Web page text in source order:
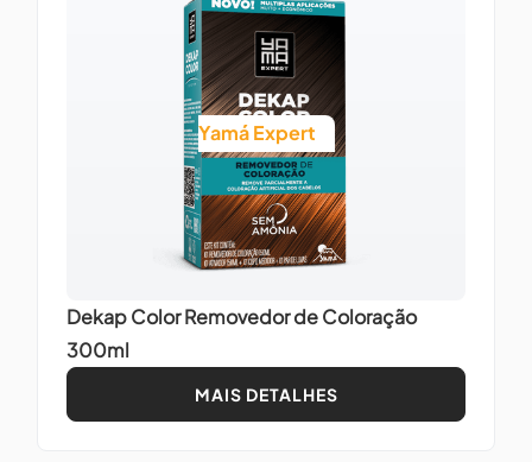
Yamá Expert
Dekap Color Removedor de Coloração
300ml
MAIS DETALHES